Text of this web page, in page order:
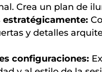
Crea un plan de
estratégicamente:
y detalles
configuraciones: